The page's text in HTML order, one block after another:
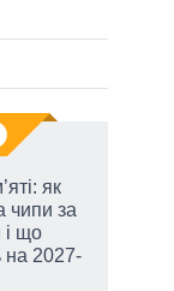
як
чипи за
і що
на 2027-